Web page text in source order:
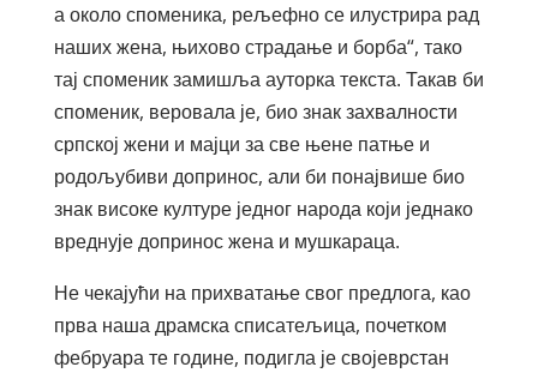
а около споменика, рељефно се илустрира рад
наших жена, њихово страдање и борба“, тако
тај споменик замишља ауторка текста. Такав би
споменик, веровала је, био знак захвалности
српској жени и мајци за све њене патње и
родољубиви допринос, али би понајвише био
знак високе културе једног народа који једнако
вреднује допринос жена и мушкараца.
Не чекајући на прихватање свог предлога, као
прва наша драмска списатељица, почетком
фебруара те године, подигла је својеврстан